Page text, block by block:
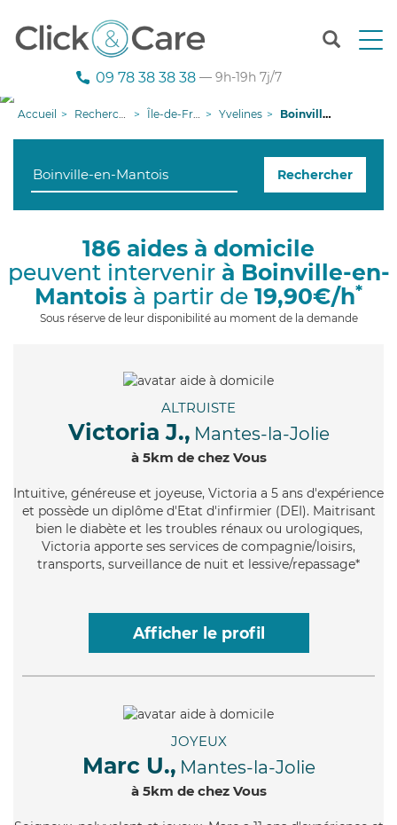
T
n
g
i
09 78 38 38 38 — 9h-19h 7j/7
Accueil Recherche aide à domicile Île-de-France Yvelines Boinville-en-Mantois
Rechercher
186 aides à domicile
peuvent intervenir à Boinville-en-
Mantois à partir de 19,90€/h*
Sous réserve de leur disponibilité au moment de la demande
ALTRUISTE
Victoria J., Mantes-la-Jolie
à 5km de chez Vous
Intuitive, généreuse et joyeuse, Victoria a 5 ans d'expérience
et possède un diplôme d'Etat d'infirmier (DEI). Maitrisant
bien le diabète et les troubles rénaux ou urologiques,
Victoria apporte ses services de compagnie/loisirs,
transports, surveillance de nuit et lessive/repassage*
Afficher le profil
JOYEUX
Marc U., Mantes-la-Jolie
à 5km de chez Vous